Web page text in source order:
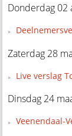
Donderdag 02
Zaterdag 28
Live verslag
Dinsdag 24
Veenendaal-